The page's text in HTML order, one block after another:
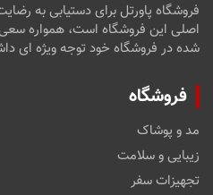
فروشگاه پاورتل برای دستیابی به
اصلی این فروشگاه است، همواره سعی
شده در فروشگاه خود توجه ویژه ای
فروشگاه
مد و پوشاک
زیبایی و سلامت
تجهیزات سفر